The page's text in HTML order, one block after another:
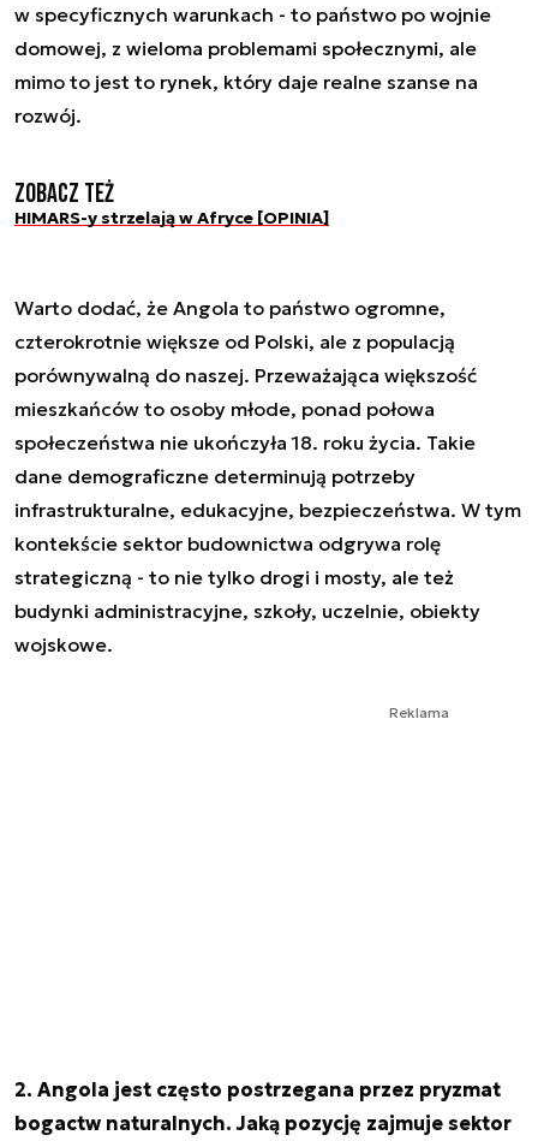
w specyficznych warunkach - to państwo po wojnie
domowej, z wieloma problemami społecznymi, ale
mimo to jest to rynek, który daje realne szanse na
rozwój.
Zobacz też
HIMARS-y strzelają w Afryce [OPINIA]
Warto dodać, że Angola to państwo ogromne,
czterokrotnie większe od Polski, ale z populacją
porównywalną do naszej. Przeważająca większość
mieszkańców to osoby młode, ponad połowa
społeczeństwa nie ukończyła 18. roku życia. Takie
dane demograficzne determinują potrzeby
infrastrukturalne, edukacyjne, bezpieczeństwa. W tym
kontekście sektor budownictwa odgrywa rolę
strategiczną - to nie tylko drogi i mosty, ale też
budynki administracyjne, szkoły, uczelnie, obiekty
wojskowe.
Reklama
2. Angola jest często postrzegana przez pryzmat
bogactw naturalnych. Jaką pozycję zajmuje sektor